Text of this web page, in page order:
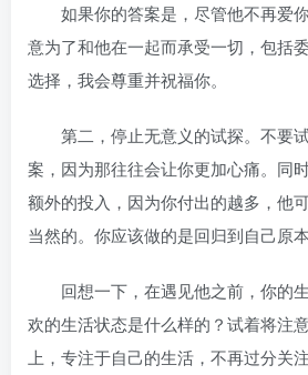
如果你的答案是，尽管他不再爱
意为了和他在一起而承受一切，包括
选择，我会尊重并祝福你。
第二，停止无意义的试探。不要
案，因为那往往会让你更加心痛。同
额外的投入，因为你付出的越多，他
当然的。你应该做的是回归到自己原
回想一下，在遇见他之前，你的
欢的生活状态是什么样的？试着将注
上，专注于自己的生活，不再过分关